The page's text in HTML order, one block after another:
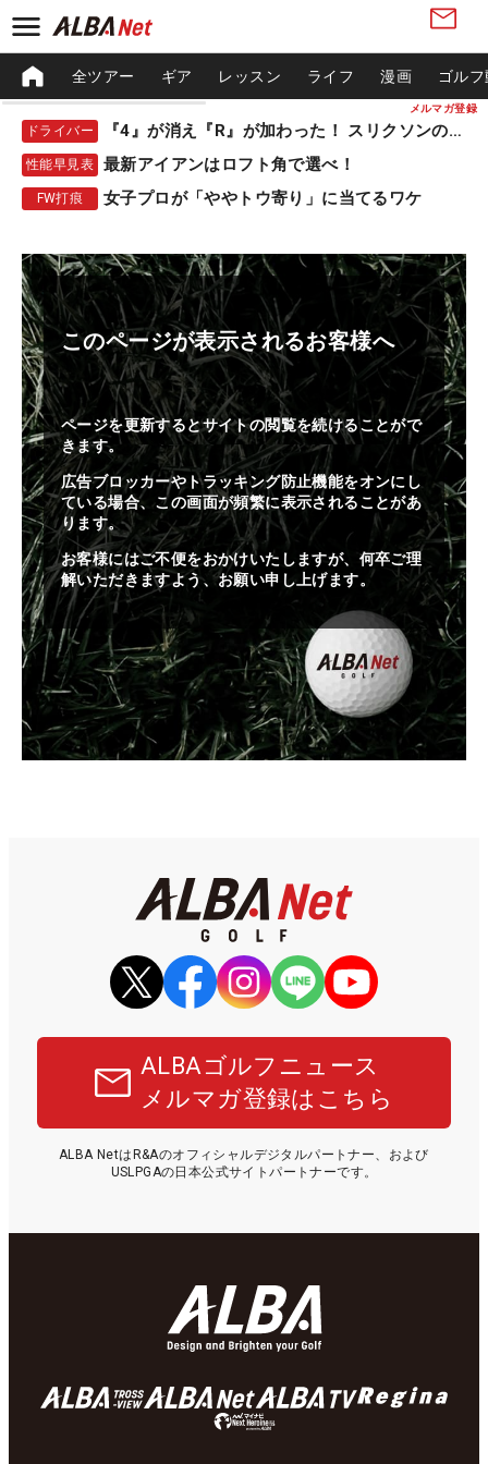
メルマガ登録
全ツアー ギア レッスン ライフ 漫画 ゴル
ドライバー 『4』が消え『R』が加わった！ スリクソンの新作
性能早見表 最新アイアンはロフト角で選べ！
FW打痕 女子プロが「ややトウ寄り」に当てるワケ
このページが表示されるお客様へ
ページを更新するとサイトの閲覧を続けることがで
きます。
広告ブロッカーやトラッキング防止機能をオンにし
ている場合、この画面が頻繁に表示されることがあ
ります。
お客様にはご不便をおかけいたしますが、何卒ご理
解いただきますよう、お願い申し上げます。
ALBAゴルフニュース
メルマガ登録はこちら
ALBA NetはR&Aのオフィシャルデジタルパートナー、および
USLPGAの日本公式サイトパートナーです。